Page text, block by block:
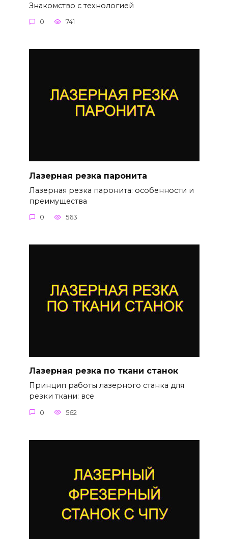
Знакомство с технологией
0 741
Лазерная резка паронита
Лазерная резка паронита: особенности и
преимущества
0 563
Лазерная резка по ткани станок
Принцип работы лазерного станка для
резки ткани: все
0 562